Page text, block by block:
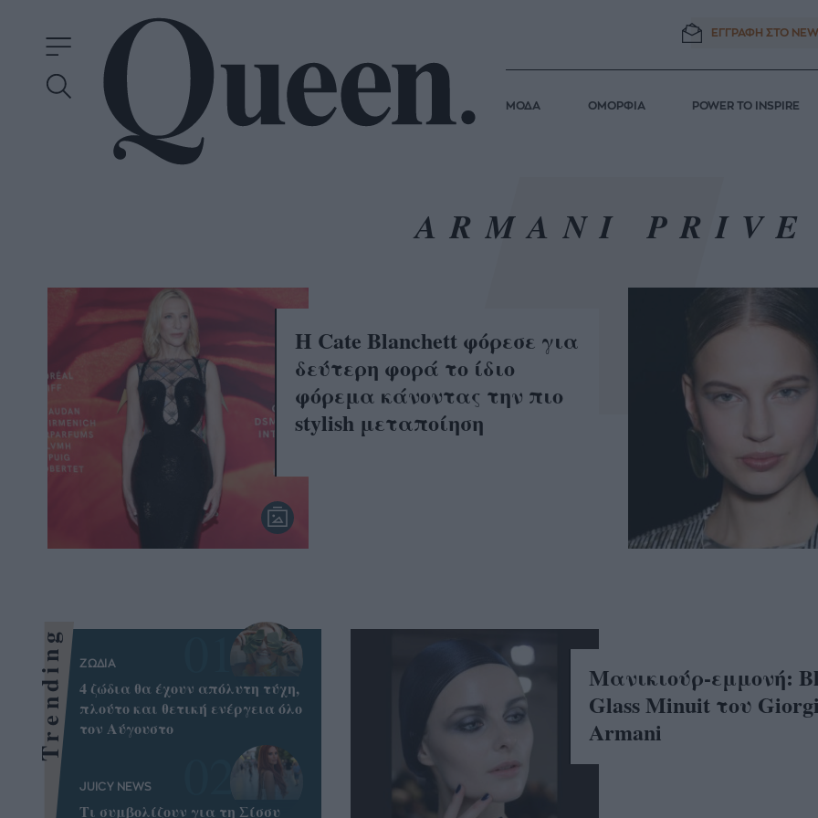
ΕΓΓΡΑΦΗ ΣΤΟ
ΜΟΔΑ ΟΜΟΡΦΙΑ POWER TO INSPIRE
ARMANI PRIVE
Η Cate Blanchett φόρεσε για
δεύτερη φορά το ίδιο
φόρεμα κάνοντας την πιο
stylish μεταποίηση
Μανικιούρ-εμμονή:
Glass Minuit του
Armani
Trending ΖΩΔΙΑ
4 ζώδια θα έχουν απόλυτη τύχη,
πλούτο και θετική ενέργεια όλο
τον Αύγουστο
JUICY NEWS
Τι συμβολίζουν για τη Σίσσυ